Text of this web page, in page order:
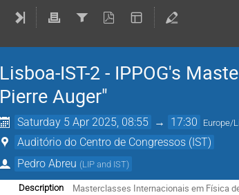
Lisboa-IST-2 - IPPOG's
Pierre Auger"
Saturday 5 Apr 2025, 08:55 → 17:30 Europe/
Auditório do Centro de Congressos (IST)
Pedro Abreu (LIP and IST)
Description Masterclasses Internacionais em Física